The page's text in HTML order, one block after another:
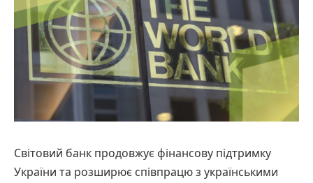
Світовий банк продовжує фінансову підтримку
України та розширює співпрацю з українськими